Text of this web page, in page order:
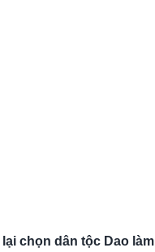
ại chọn dân tộc Dao làm